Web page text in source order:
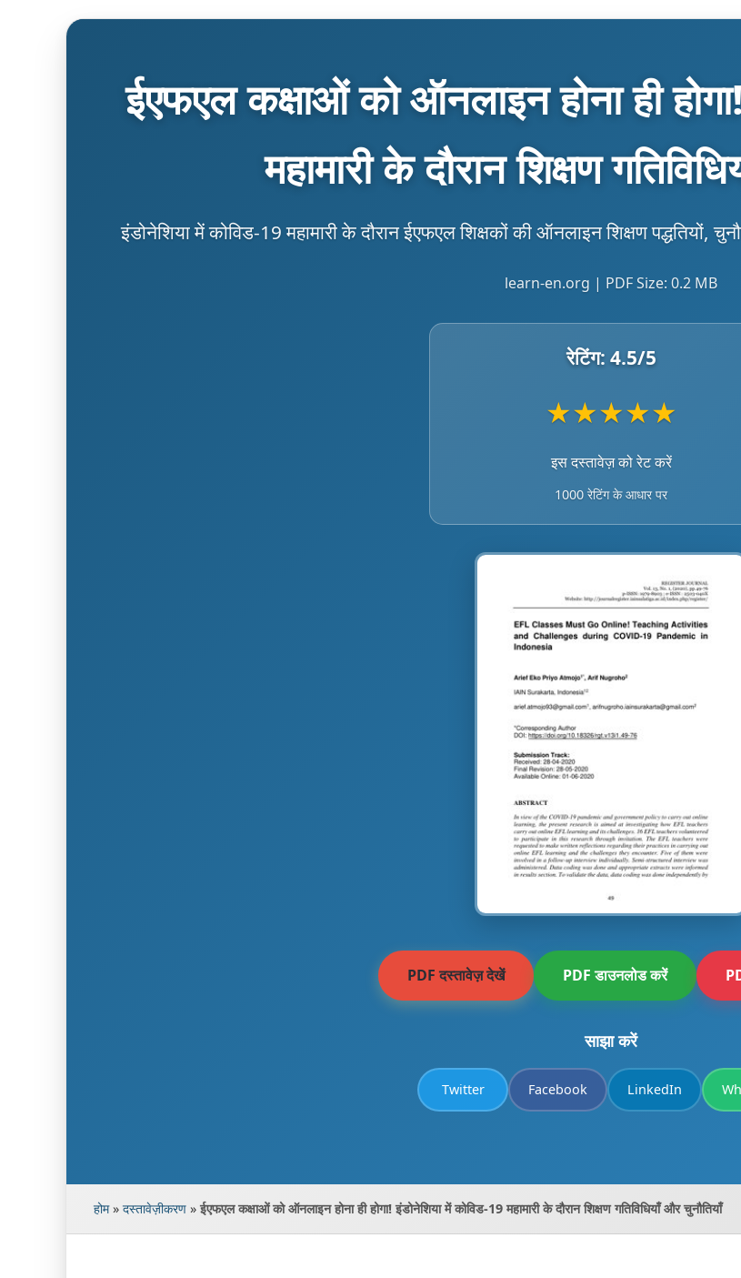
ईएफएल कक्षाओं को ऑनलाइन होना ही
महामारी के दौरान शिक्षण
इंडोनेशिया में कोविड-19 महामारी के दौरान ईएफएल शिक्षकों की ऑनलाइन शिक्षण पद्धतियों,
learn-en.org | PDF Size: 0.2 MB
रेटिंग: 4.5/5
★★★★★
इस दस्तावेज़ को रेट करें
1000 रेटिंग के आधार पर
PDF दस्तावेज़ देखें PDF डाउनलोड करें
साझा करें
Twitter Facebook LinkedIn
होम» दस्तावेज़ीकरण » ईएफएल कक्षाओं को ऑनलाइन होना ही होगा! इंडोनेशिया में कोविड-19 महामारी के दौरान शिक्षण गतिविधियाँ और चुनौतियाँ